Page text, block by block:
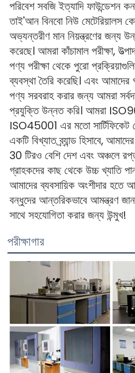
তাই'আন বিনবো নিউ মেটেরিয়ালস
অভ্যন্তরীণ মান নিয়ন্ত্রণের জন্য
করেছে। আমরা কাঁচামাল পরীক্ষা,
পণ্য পরীক্ষা থেকে পুরো
ব্যবস্থা তৈরি করেছি। এবং আমাদের
পণ্য সরবরাহ করার জন্য আমরা
প্রযুক্তি উন্নত করি। আমরা
ISO45001 এর মতো সার্টিফিকেট
একটি বিখ্যাত ব্র্যান্ড হিসাবে,
30 টিরও বেশি দেশ এবং অঞ্চলে
গ্রাহকদের কাছ থেকে উচ্চ খ্যাতি
আমাদের ব্যবসায়িক অংশীদার হতে
বন্ধুদের আন্তরিকভাবে আমন্ত্রণ
সাথে সহযোগিতা করার জন্য উন্মুখ!
পরীক্ষাগার